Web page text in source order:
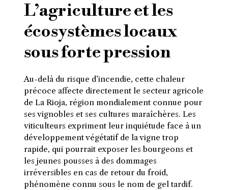
L’agriculture et les
écosystèmes locaux
sous forte pression
Au-delà du risque d’incendie, cette chaleur
précoce affecte directement le secteur agricole
de La Rioja, région mondialement connue pour
ses vignobles et ses cultures maraîchères. Les
viticulteurs expriment leur inquiétude face à un
développement végétatif de la vigne trop
rapide, qui pourrait exposer les bourgeons et
les jeunes pousses à des dommages
irréversibles en cas de retour du froid,
phénomène connu sous le nom de gel tardif.